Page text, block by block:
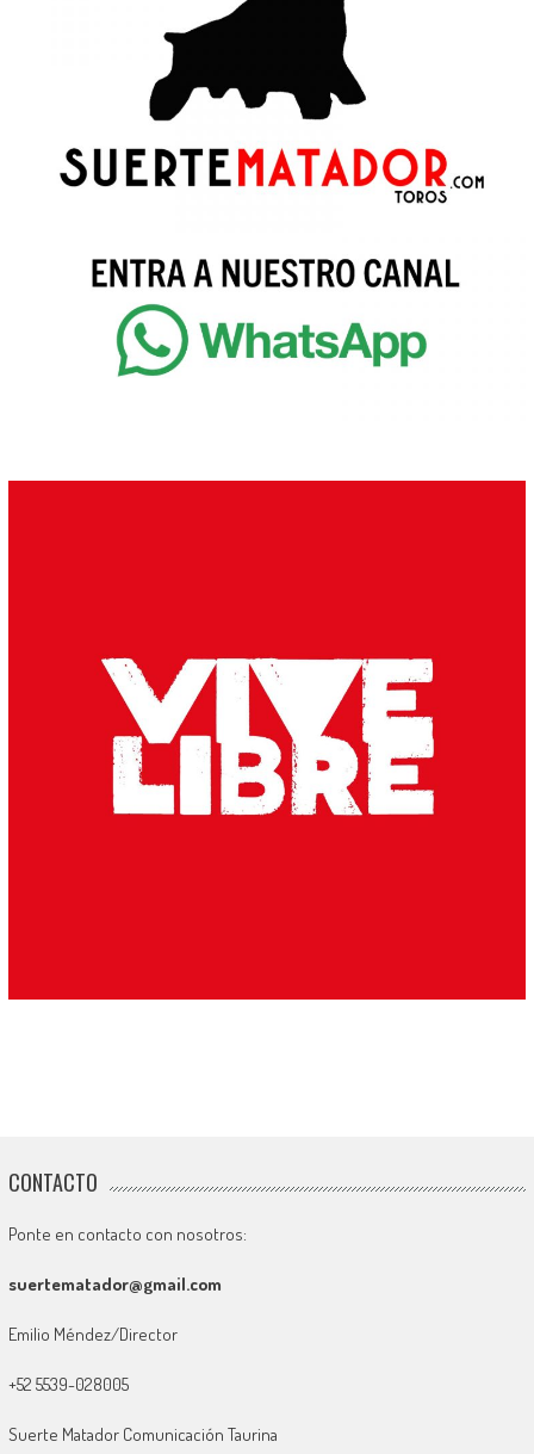
CONTACTO
Ponte en contacto con nosotros:
suertematador@gmail.com
Emilio Méndez/Director
+52 5539-028005
Suerte Matador Comunicación Taurina